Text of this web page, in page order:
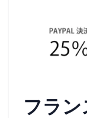
フラ